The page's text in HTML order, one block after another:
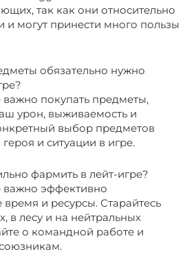
так как они относительно
и могут принести много пользы
обязательно нужно
важно покупать предметы,
урон, выживаемость и
выбор предметов
и ситуации в игре.
фармить в лейт-игре?
важно эффективно
время и ресурсы. Старайтесь
в лесу и на нейтральных
о командной работе и